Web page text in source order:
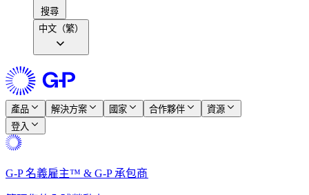
搜尋​​
中文（繁）
產品​​ 解決方案​​ 國家​​ 合作夥伴​​
資源​​
登入​​
G-P 名義雇主™ & G-P 承包商​​